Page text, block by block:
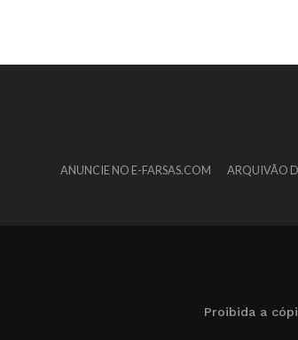
ANUNCIE NO E-FARSAS.COM ARQUIVÃO
Proibida a